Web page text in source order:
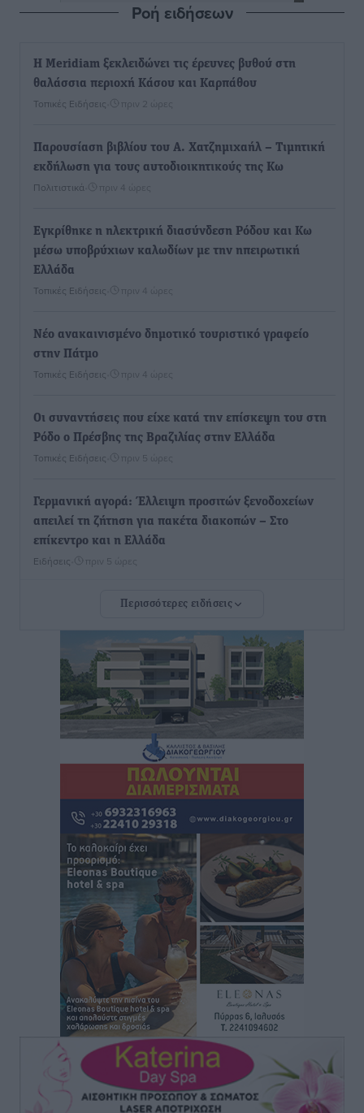
Ροή ειδήσεων
Η Meridiam ξεκλειδώνει τις έρευνες βυθού στη
θαλάσσια περιοχή Κάσου και Καρπάθου
Τοπικές Ειδήσεις πριν 2 ώρες
Παρουσίαση βιβλίου του Α. Χατζημιχαήλ – Τιμητική
εκδήλωση για τους αυτοδιοικητικούς της Κω
Πολιτιστικά πριν 4 ώρες
Εγκρίθηκε η ηλεκτρική διασύνδεση Ρόδου και Κω
μέσω υποβρύχιων καλωδίων με την ηπειρωτική
Ελλάδα
Τοπικές Ειδήσεις πριν 4 ώρες
Νέο ανακαινισμένο δημοτικό τουριστικό γραφείο
στην Πάτμο
Τοπικές Ειδήσεις πριν 4 ώρες
Οι συναντήσεις που είχε κατά την επίσκεψη του στη
Ρόδο ο Πρέσβης της Βραζιλίας στην Ελλάδα
Τοπικές Ειδήσεις πριν 5 ώρες
Γερμανική αγορά: Έλλειψη προσιτών ξενοδοχείων
απειλεί τη ζήτηση για πακέτα διακοπών – Στο
επίκεντρο και η Ελλάδα
Ειδήσεις πριν 5 ώρες
Νέο ξενοδοχείο στη Ρόδο για την H Hotels –
Τοπικές Ειδήσεις• πριν 5 ώρες
Αυτοκίνητο μπήκε παράνομα σε μονόδρομο στο
Μαστιχάρι – Αναποδογύρισε όχημα με μητέρα και
Τοπικές Ειδήσεις• πριν 5 ώρες
“Η Ευρώπη αντιμετώπιζε το προσφυγικό σαν ταινία
τρόμου” – Η συγκλονιστική μαρτυρία της Χαρούλας
Γιασιράνη στον RV για τα γεγονότα που οδήγησαν στο
Σύμφωνο της Λέρου
Τοπικές Ειδήσεις • πριν 6 ώρες
Συναυλία με τον Γιάννη Κότσιρα στις 21 Αυγούστου
Πολιτιστικά• πριν 6 ώρες
Έκτακτη συνεδρίαση της Δημοτικής Επιτροπής Ρόδου
αύριο Παρασκευή 7 Αυγούστου
Τοπικές Ειδήσεις• πριν 6 ώρες
ΑΕΡΑ: Δεν σταματάει να ενισχύεται, νέο απόκτημα ο
Μητρόπουλος
Περισσότερες ειδήσεις